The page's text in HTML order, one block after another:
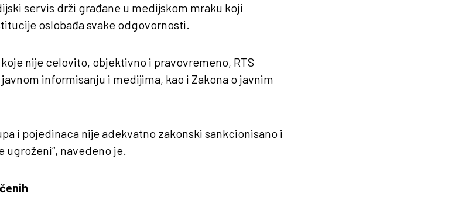
servis drži građane u medijskom mraku koji
oslobađa svake odgovornosti.
nije celovito, objektivno i pravovremeno, RTS
informisanju i medijima, kao i Zakona o javnim
i pojedinaca nije adekvatno zakonski sankcionisano i
ugroženi“, navedeno je.